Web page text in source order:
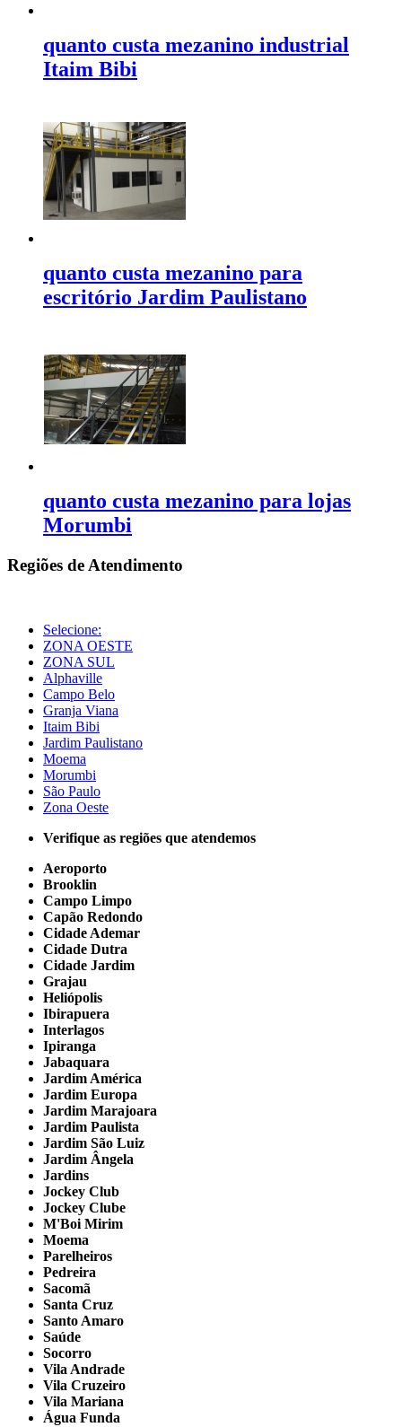
quanto custa mezanino industrial
Itaim Bibi
quanto custa mezanino para
escritório Jardim Paulistano
quanto custa mezanino para lojas
Morumbi
Regiões de Atendimento
Selecione:
ZONA OESTE
ZONA SUL
Alphaville
Campo Belo
Granja Viana
Itaim Bibi
Jardim Paulistano
Moema
Morumbi
São Paulo
Zona Oeste
Verifique as regiões que atendemos
Aeroporto
Brooklin
Campo Limpo
Capão Redondo
Cidade Ademar
Cidade Dutra
Cidade Jardim
Grajau
Heliópolis
Ibirapuera
Interlagos
Ipiranga
Jabaquara
Jardim América
Jardim Europa
Jardim Marajoara
Jardim Paulista
Jardim São Luiz
Jardim Ângela
Jardins
Jockey Club
Jockey Clube
M'Boi Mirim
Moema
Parelheiros
Pedreira
Sacomã
Santa Cruz
Santo Amaro
Saúde
Socorro
Vila Andrade
Vila Cruzeiro
Vila Mariana
Água Funda